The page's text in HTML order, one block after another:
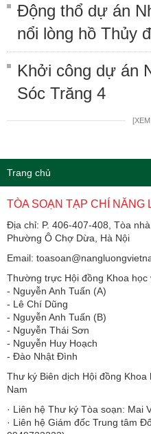
Động thổ dự án
nổi lòng hồ Thủy
Khởi công dự án
Sóc Trăng 4
Trang chủ
TÒA SOẠN TẠP CHÍ NĂNG
Địa chỉ: P. 406-407-408, Tòa
Phường Ô Chợ Dừa, Hà Nội
Email:
Thường trực Hội đồng Khoa học
​​​​​​- Nguyễn Anh Tuấn (A)
- Lê Chí Dũng
- Nguyễn Anh Tuấn (B)
- Nguyễn Thái Sơn
- Nguyễn Huy Hoạch
- Đào Nhật Đình
Thư ký Biên dịch Hội đồng
Nam
· Liên hệ Thư ký Tòa soạn: Mai
· Liên hệ Giám đốc Trung tâm